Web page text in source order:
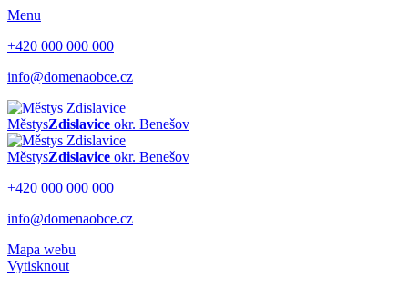
Menu
+420 000 000 000
info@domenaobce.cz
MěstysZdislavice okr. Benešov
MěstysZdislavice okr. Benešov
+420 000 000 000
info@domenaobce.cz
Mapa webu
Vytisknout